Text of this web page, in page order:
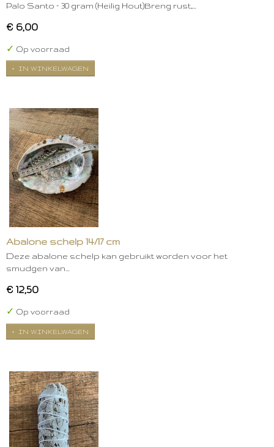
Palo Santo – 30 gram (Heilig Hout)Breng rust,…
€ 6,00
✓ Op voorraad
IN WINKELWAGEN
Abalone schelp 14/17 cm
Deze abalone schelp kan gebruikt worden voor het
smudgen van…
€ 12,50
✓ Op voorraad
IN WINKELWAGEN